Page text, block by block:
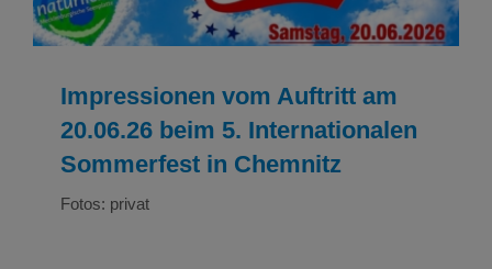
Impressionen vom Auftritt am
20.06.26 beim 5. Internationalen
Sommerfest in Chemnitz
Fotos: privat